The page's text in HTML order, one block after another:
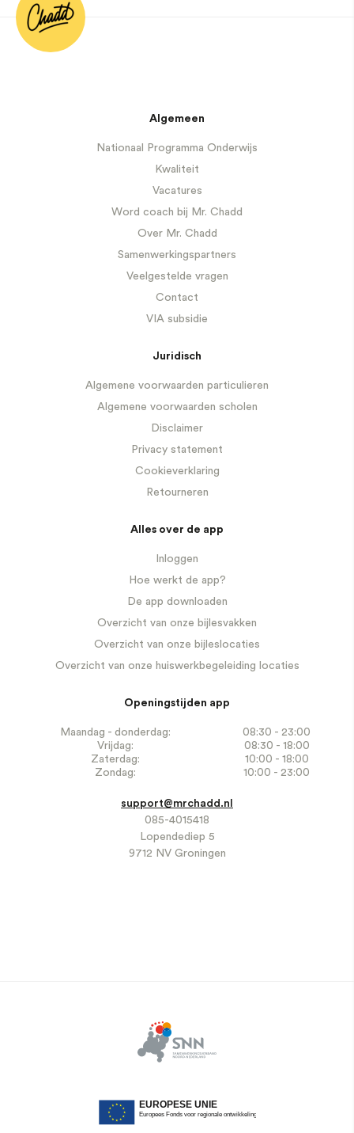
Algemeen
Nationaal Programma Onderwijs
Kwaliteit
Vacatures
Word coach bij Mr. Chadd
Over Mr. Chadd
Samenwerkingspartners
Veelgestelde vragen
Contact
VIA subsidie
Juridisch
Algemene voorwaarden particulieren
Algemene voorwaarden scholen
Disclaimer
Privacy statement
Cookieverklaring
Retourneren
Alles over de app
Inloggen
Hoe werkt de app?
De app downloaden
Overzicht van onze bijlesvakken
Overzicht van onze bijleslocaties
Overzicht van onze huiswerkbegeleiding locaties
Openingstijden app
Maandag - donderdag:
08:30 - 23:00
Vrijdag:
08:30 - 18:00
Zaterdag:
10:00 - 18:00
Zondag:
10:00 - 23:00
support@mrchadd.nl
085-4015418
Lopendediep 5
9712 NV Groningen